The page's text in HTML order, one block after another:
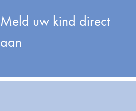
Meld uw kind direct
aan